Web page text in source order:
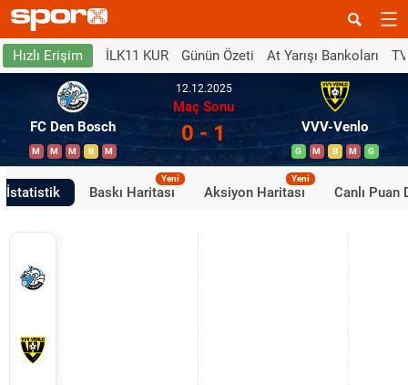
Hızlı Erişim İLK11 KUR Günün Özeti At Yarışı Bankoları
FC Den Bosch
M M M B M
12.12.2025
Maç Sonu
0 - 1 VVV-Venlo
G M B M G
İstatistik Baskı Haritası
Yeni
Aksiyon Haritası
Yeni
Canlı Puan